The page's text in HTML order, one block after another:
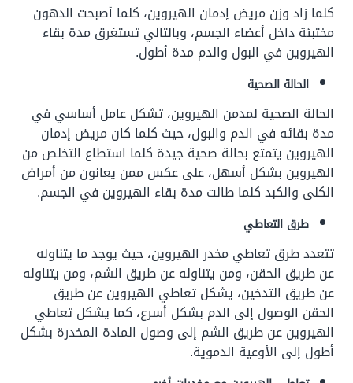
كلما زاد وزن مريض إدمان الهيروين، كلما أصبحت الدهون
مختبئة داخل أعضاء الجسم، وبالتالي تستغرق مدة بقاء
الهيروين في البول والدم مدة أطول.
الحالة الصحية
الحالة الصحية لمدمن الهيروين، تشكل عامل أساسي في
مدة بقائه في الدم والبول، حيث كلما كان مريض إدمان
الهيروين يتمتع بحالة صحية جيدة كلما استطاع التخلص من
الهيروين بشكل أسهل،على عكس ممن يعانون من أمراض
الكلى والكبد كلما طالت مدة بقاء الهيروين في الجسم.
طرق التعاطي
تتعدد طرق تعاطي مخدر الهيروين، حيث يوجد ما يتناوله
عن طريق الحقن، ومن يتناوله عن طريق الشم، ومن يتناوله
عن طريق التدخين، يشكل تعاطي الهيروين عن طريق
الحقن الوصول إلى الدم بشكل أسرع، كما يشكل تعاطي
الهيروين عن طريق الشم إلى وصول المادة المخدرة بشكل
أطول إلى الأوعية الدموية.